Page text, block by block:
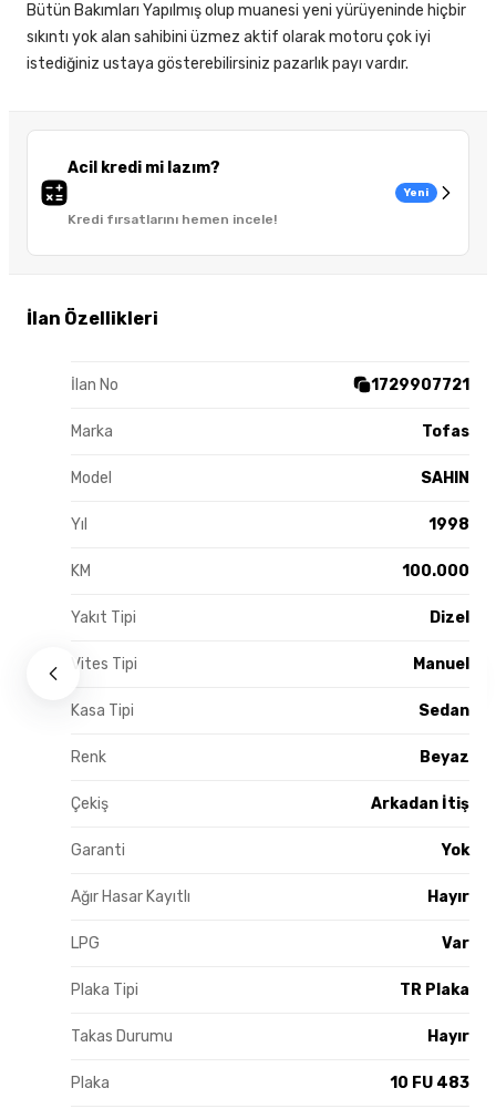
Acil kredi mi lazım?
Kredi fırsatlarını hemen incele!
Yeni
İlan Özellikleri
İlan No 1729907721
Marka Tofas
Model SAHIN
Yıl 1998
KM 100.000
Yakıt Tipi Dizel
Vites Tipi Manuel
Kasa Tipi Sedan
Renk Beyaz
Çekiş Arkadan İtiş
Garanti Yok
Ağır Hasar Kayıtlı Hayır
LPG Var
Plaka Tipi TR Plaka
Takas Durumu Hayır
Plaka 10 FU 483
Bütün Bakımları Yapılmış olup muanesi yeni yürüyeninde hiçbir
sıkıntı yok alan sahibini üzmez aktif olarak motoru çok iyi
istediğiniz ustaya gösterebilirsiniz pazarlık payı vardır.